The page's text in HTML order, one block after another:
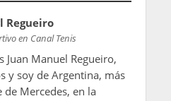
Regueiro
en Canal Tenis
Juan Manuel Regueiro,
y soy de Argentina, más
de Mercedes, en la